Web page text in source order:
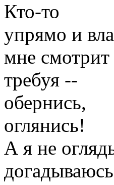
Кто-то
упрямо и
мне смотрит
требуя --
обернись,
оглянись!
А я не